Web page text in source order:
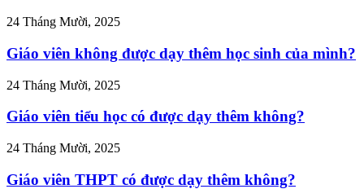
24 Tháng Mười, 2025
Giáo viên không được dạy thêm học sinh của mình?
24 Tháng Mười, 2025
Giáo viên tiểu học có được dạy thêm không?
24 Tháng Mười, 2025
Giáo viên THPT có được dạy thêm không?